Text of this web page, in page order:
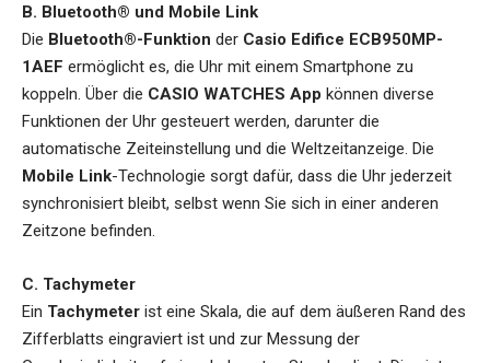
B. Bluetooth® und Mobile Link
Die Bluetooth®-Funktion der Casio Edifice ECB950MP-
1AEF ermöglicht es, die Uhr mit einem Smartphone zu
koppeln. Über die CASIO WATCHES App können diverse
Funktionen der Uhr gesteuert werden, darunter die
automatische Zeiteinstellung und die Weltzeitanzeige. Die
Mobile Link-Technologie sorgt dafür, dass die Uhr jederzeit
synchronisiert bleibt, selbst wenn Sie sich in einer anderen
Zeitzone befinden.
C. Tachymeter
Ein Tachymeter ist eine Skala, die auf dem äußeren Rand des
Zifferblatts eingraviert ist und zur Messung der